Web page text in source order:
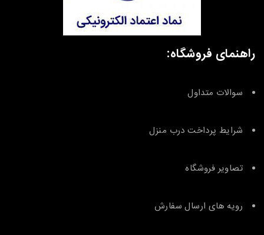
راهنمای فروشگاه:
سوالات متداول
شرایط پرداخت درب منزل
تصاویر فروشگاه
رویه های ارسال سفارش